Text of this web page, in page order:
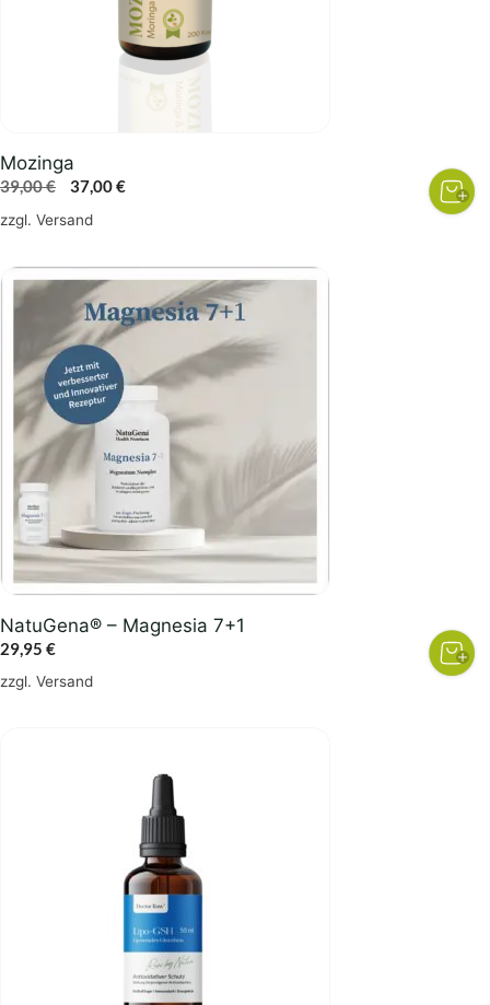
Mozinga
39,00€
Ursprünglicher
Preis
39,00 €
37,00€Aktueller
37,00 €.
zzgl. Versand
NatuGena® – Magnesia 7+1
29,95 €
zzgl. Versand